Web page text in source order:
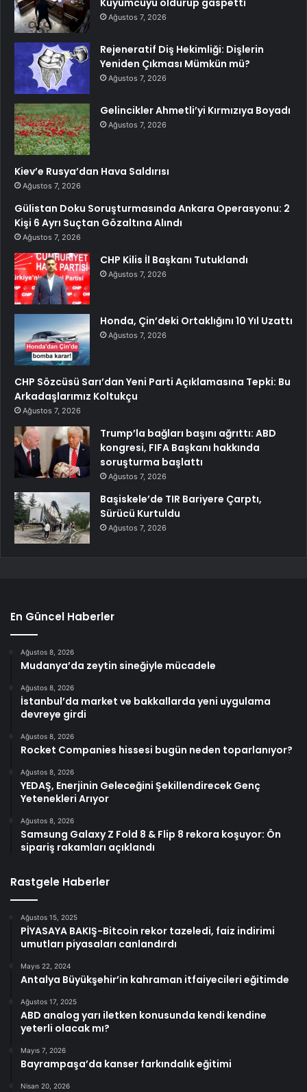
Ağustos 7, 2026
Rejeneratif Diş Hekimliği: Dişlerin
Yeniden Çıkması Mümkün mü?
Ağustos 7, 2026
Gelincikler Ahmetli’yi Kırmızıya Boyadı
Ağustos 7, 2026
Kiev’e Rusya’dan Hava Saldırısı
Ağustos 7, 2026
Gülistan Doku Soruşturmasında Ankara Operasyonu: 2
Kişi 6 Ayrı Suçtan Gözaltına Alındı
Ağustos 7, 2026
CHP Kilis İl Başkanı Tutuklandı
Ağustos 7, 2026
Honda, Çin’deki Ortaklığını 10 Yıl Uzattı
Ağustos 7, 2026
CHP Sözcüsü Sarı’dan Yeni Parti Açıklamasına Tepki: Bu
Arkadaşlarımız Koltukçu
Ağustos 7, 2026
Trump’la bağları başını ağrıttı: ABD
kongresi, FIFA Başkanı hakkında
soruşturma başlattı
Ağustos 7, 2026
Başiskele’de TIR Bariyere Çarptı,
Sürücü Kurtuldu
Ağustos 7, 2026
En Güncel Haberler
Ağustos 8, 2026
Mudanya’da zeytin sineğiyle mücadele
Ağustos 8, 2026
İstanbul’da market ve bakkallarda yeni uygulama
devreye girdi
Ağustos 8, 2026
Rocket Companies hissesi bugün neden toparlanıyor?
Ağustos 8, 2026
YEDAŞ, Enerjinin Geleceğini Şekillendirecek Genç
Yetenekleri Arıyor
Ağustos 8, 2026
Samsung Galaxy Z Fold 8 & Flip 8 rekora koşuyor: Ön
sipariş rakamları açıklandı
Rastgele Haberler
Ağustos 15, 2025
PİYASAYA BAKIŞ-Bitcoin rekor tazeledi, faiz indirimi
umutları piyasaları canlandırdı
Mayıs 22, 2024
Antalya Büyükşehir’in kahraman itfaiyecileri eğitimde
Ağustos 17, 2025
ABD analog yarı iletken konusunda kendi kendine
yeterli olacak mı?
Mayıs 7, 2026
Bayrampaşa’da kanser farkındalık eğitimi
Nisan 20, 2026